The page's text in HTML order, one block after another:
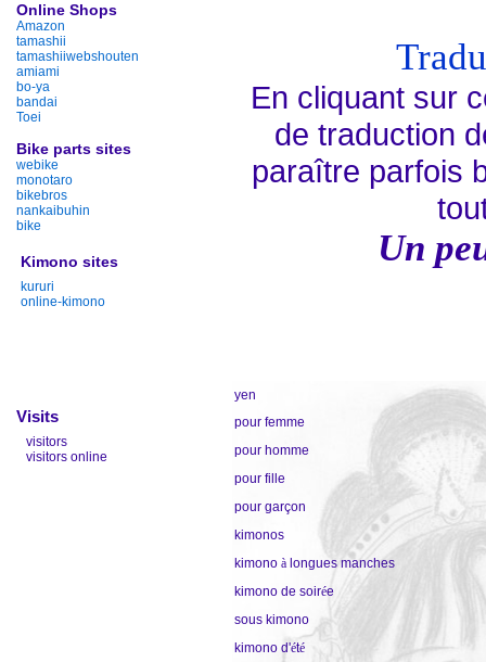
Online Shops
Amazon
tamashii
tamashiiwebshouten
amiami
bo-ya
bandai
Toei
Bike parts sites
webike
monotaro
bikebros
nankaibuhin
bike
Kimono sites
kururi
online-kimono
Visits
visitors
visitors online
En cliquant sur
de traduction
paraître parfois
Un
yen
pour femme
pour homme
pour fille
pour garçon
kimonos
kimono à longues manches
kimono de soirée
sous kimono
kimono d'été